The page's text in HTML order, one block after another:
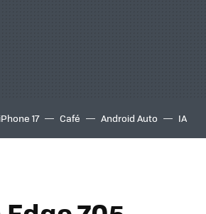
iPhone 17 Café Android Auto IA